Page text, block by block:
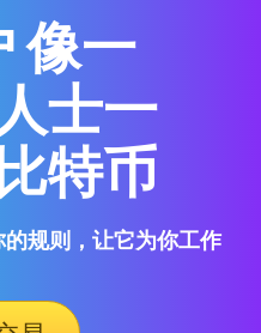
像一
士一
特币
规则，让它为你工作